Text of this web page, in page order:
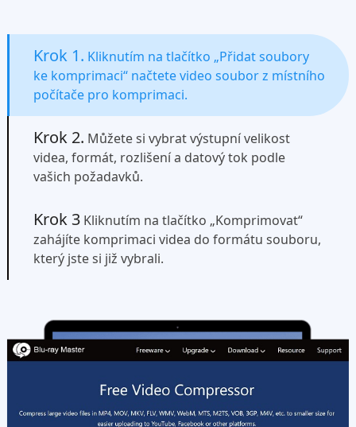
Krok 1. Kliknutím na tlačítko „Přidat soubory
ke komprimaci“ načtete video soubor z místního
počítače pro komprimaci.
Krok 2. Můžete si vybrat výstupní velikost
videa, formát, rozlišení a datový tok podle
vašich požadavků.
Krok 3Kliknutím na tlačítko „Komprimovat“
zahájíte komprimaci videa do formátu souboru,
který jste si již vybrali.